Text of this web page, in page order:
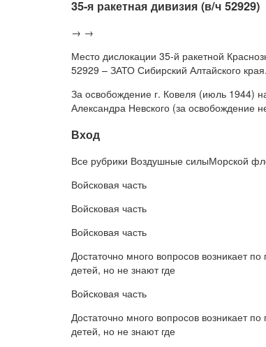
35-я ракетная дивизия (в/ч 52929)
→ →
Место дислокации 35-й ракетной
52929 – ЗАТО Сибирский Алтайского края.
За освобождение г. Ковеля (июль 1944)
Александра Невского (за освобождение
Вход
Все рубрики Воздушные силыМорской
Войсковая часть
Войсковая часть
Войсковая часть
Достаточно много вопросов возникает
детей, но не знают где
Войсковая часть
Достаточно много вопросов возникает
детей, но не знают где